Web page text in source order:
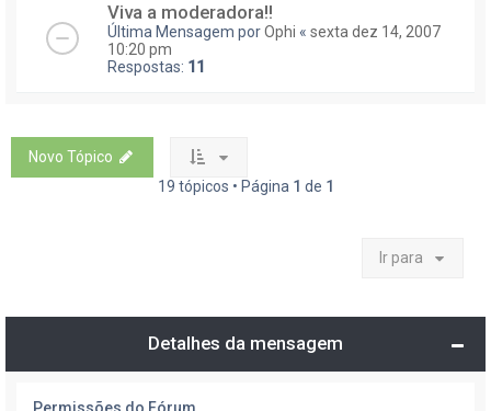
Viva a moderadora!!
Última Mensagem porOphi « sexta dez 14, 2007
10:20 pm
Respostas: 11
Novo Tópico
19 tópicos • Página 1 de 1
Ir para
Detalhes da mensagem